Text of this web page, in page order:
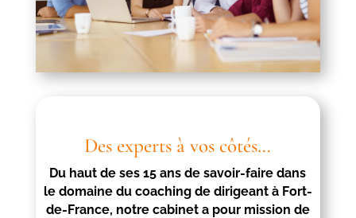
Des experts à vos côtés…
Du haut de ses 15 ans de savoir-faire dans
le domaine du coaching de dirigeant à Fort-
de-France, notre cabinet a pour mission de